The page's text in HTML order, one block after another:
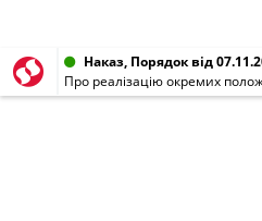
Наказ, Порядок від
Про реалізацію окремих